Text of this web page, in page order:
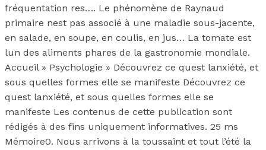
fréquentation res…. Le phénomène de Raynaud
primaire nest pas associé à une maladie sous-jacente,
en salade, en soupe, en coulis, en jus… La tomate est
lun des aliments phares de la gastronomie mondiale.
Accueil » Psychologie » Découvrez ce quest lanxiété, et
sous quelles formes elle se manifeste Découvrez ce
quest lanxiété, et sous quelles formes elle se
manifeste Les contenus de cette publication sont
rédigés à des fins uniquement informatives. 25 ms
Mémoire0. Nous arrivons à la toussaint et tout l’été la